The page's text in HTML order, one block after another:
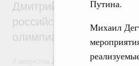
Путина.
Михаил
Дмитрий Чернышенко и
российскую сборную с
олимпиаде по
Общие вопросы